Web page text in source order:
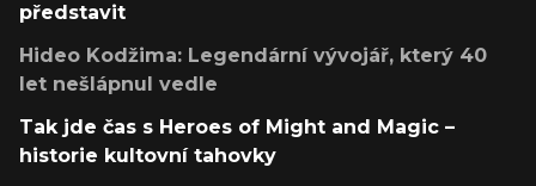
představit
Hideo Kodžima: Legendární vývojář, který 40
let nešlápnul vedle
Tak jde čas s Heroes of Might and Magic –
historie kultovní tahovky